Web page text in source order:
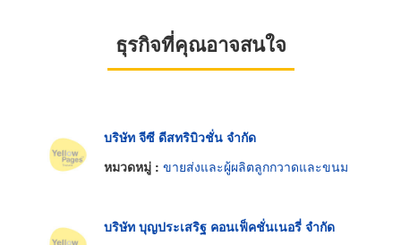
ธุรกิจที่คุณอาจสนใจ
บริษัท จีซี ดีสทริบิวชั่น จำกัด
หมวดหมู่ : ขายส่งและผู้ผลิตลูกกวาดและขนม
บริษัท บุญประเสริฐ คอนเฟ็คชั่นเนอรี่ จำกัด